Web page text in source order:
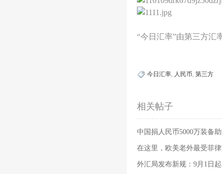
“今日汇率”由第三方汇
今日汇率, 人民币, 第三方
相关帖子
中国捐人民币5000万装备助
在这里，欧美老外最受菲律
外汇局发布新规：9月1日